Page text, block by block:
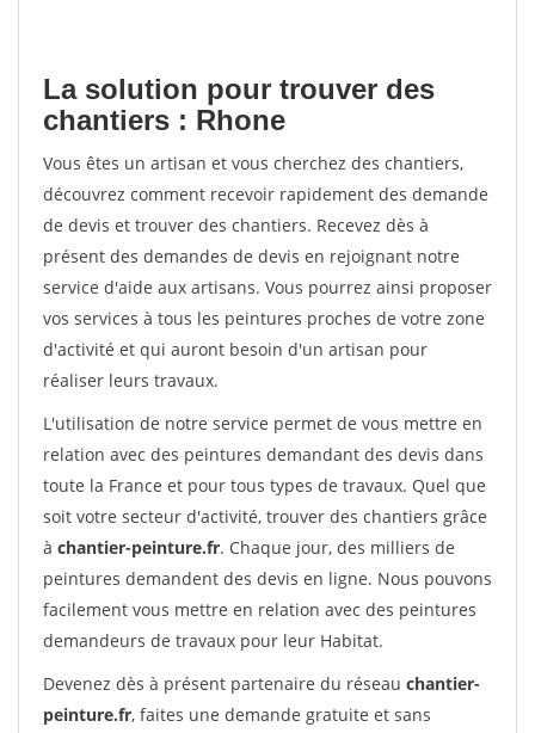
La solution pour trouver des
chantiers : Rhone
Vous êtes un artisan et vous cherchez des chantiers,
découvrez comment recevoir rapidement des demande
de devis et trouver des chantiers. Recevez dès à
présent des demandes de devis en rejoignant notre
service d'aide aux artisans. Vous pourrez ainsi proposer
vos services à tous les peintures proches de votre zone
d'activité et qui auront besoin d'un artisan pour
réaliser leurs travaux.
L'utilisation de notre service permet de vous mettre en
relation avec des peintures demandant des devis dans
toute la France et pour tous types de travaux. Quel que
soit votre secteur d'activité, trouver des chantiers grâce
à chantier-peinture.fr. Chaque jour, des milliers de
peintures demandent des devis en ligne. Nous pouvons
facilement vous mettre en relation avec des peintures
demandeurs de travaux pour leur Habitat.
Devenez dès à présent partenaire du réseau chantier-
peinture.fr, faites une demande gratuite et sans